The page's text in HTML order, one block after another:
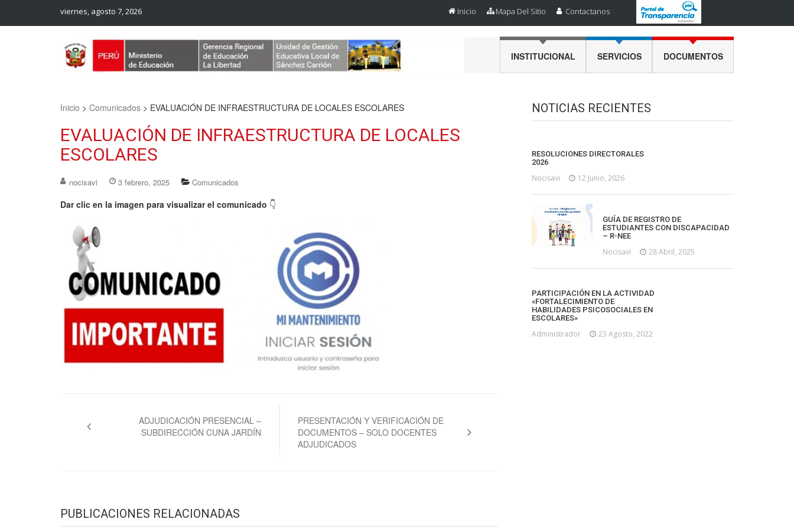
viernes, agosto 7, 2026 Inicio Mapa Del Sitio Contactanos
INSTITUCIONAL SERVICIOS DOCUMENTOS
Inicio > Comunicados > EVALUACIÓN DE INFRAESTRUCTURA DE LOCALES ESCOLARES
EVALUACIÓN DE INFRAESTRUCTURA DE LOCALES
ESCOLARES
nocisavi 3 febrero, 2025 Comunicados
Dar clic en la imagen para visualizar el comunicado 👇
ADJUDICACIÓN PRESENCIAL –
SUBDIRECCIÓN CUNA JARDÍN
PRESENTACIÓN Y VERIFICACIÓN DE
DOCUMENTOS – SOLO DOCENTES
ADJUDICADOS
PUBLICACIONES RELACIONADAS
NOTICIAS RECIENTES
RESOLUCIONES DIRECTORALES
2026
Nocisavi 12 Junio, 2026
GUÍA DE REGISTRO DE
ESTUDIANTES CON DISCAPACIDAD
– R-NEE
Nocisavi 28 Abril, 2025
PARTICIPACIÓN EN LA ACTIVIDAD
«FORTALECIMIENTO DE
HABILIDADES PSICOSOCIALES EN
ESCOLARES»
Administrador 23 Agosto, 2022